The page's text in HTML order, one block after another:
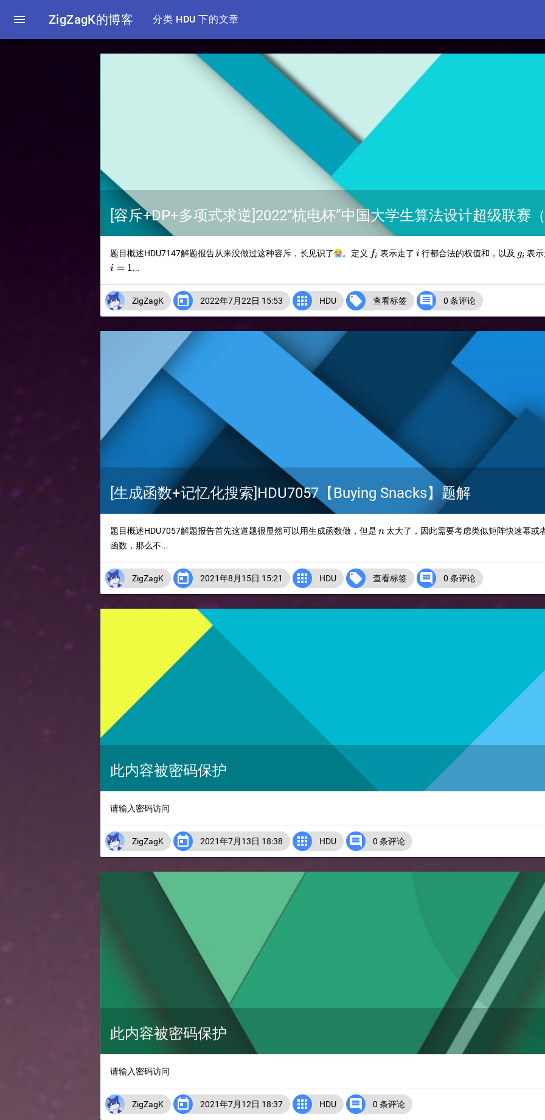
 ZigZagK的博客 分类 HDU 下的文章
[容斥+DP+多项式求逆]2022“杭电杯”中国大学生算法设计超级联赛
题目概述HDU7147解题报告从来没做过这种容斥，长见识了😭。定义 f_i
fi 表示走了 i
i 行都合法的权值和，以及 g_i
gi 表
i = 1...
ZigZagK  2022年7月22日 15:53  HDU  查看标签  0 条评论
[生成函数+记忆化搜索]HDU7057【Buying Snacks】题解
题目概述HDU7057解题报告首先这道题很显然可以用生成函数做，但是 n
n 太大了，因此需要考虑类似矩阵快速幂或
函数，那么不...
ZigZagK  2021年8月15日 15:21  HDU  查看标签  0 条评论
此内容被密码保护
请输入密码访问
ZigZagK  2021年7月13日 18:38  HDU  0 条评论
此内容被密码保护
请输入密码访问
ZigZagK  2021年7月12日 18:37  HDU  0 条评论